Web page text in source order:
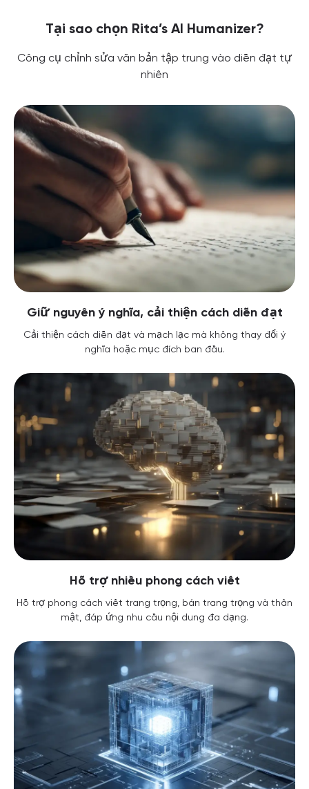
Tại sao chọn Rita’s AI Humanizer?
Công cụ chỉnh sửa văn bản tập trung vào diễn đạt tự
nhiên
Giữ nguyên ý nghĩa, cải thiện cách diễn đạt
Cải thiện cách diễn đạt và mạch lạc mà không thay đổi ý
nghĩa hoặc mục đích ban đầu.
Hỗ trợ nhiều phong cách viết
Hỗ trợ phong cách viết trang trọng, bán trang trọng và thân
mật, đáp ứng nhu cầu nội dung đa dạng.